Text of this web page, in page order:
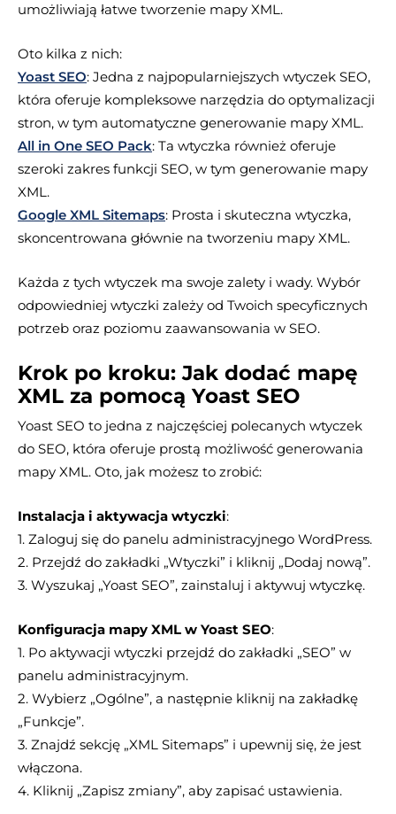
umożliwiają łatwe tworzenie mapy XML.
Oto kilka z nich:
Yoast SEO: Jedna z najpopularniejszych wtyczek SEO,
która oferuje kompleksowe narzędzia do optymalizacji
stron, w tym automatyczne generowanie mapy XML.
All in One SEO Pack: Ta wtyczka również oferuje
szeroki zakres funkcji SEO, w tym generowanie mapy
XML.
Google XML Sitemaps: Prosta i skuteczna wtyczka,
skoncentrowana głównie na tworzeniu mapy XML.
Każda z tych wtyczek ma swoje zalety i wady. Wybór
odpowiedniej wtyczki zależy od Twoich specyficznych
potrzeb oraz poziomu zaawansowania w SEO.
Krok po kroku: Jak dodać mapę
XML za pomocą Yoast SEO
Yoast SEO to jedna z najczęściej polecanych wtyczek
do SEO, która oferuje prostą możliwość generowania
mapy XML. Oto, jak możesz to zrobić:
Instalacja i aktywacja wtyczki:
1. Zaloguj się do panelu administracyjnego WordPress.
2. Przejdź do zakładki „Wtyczki” i kliknij „Dodaj nową”.
3. Wyszukaj „Yoast SEO”, zainstaluj i aktywuj wtyczkę.
Konfiguracja mapy XML w Yoast SEO:
1. Po aktywacji wtyczki przejdź do zakładki „SEO” w
panelu administracyjnym.
2. Wybierz „Ogólne”, a następnie kliknij na zakładkę
„Funkcje”.
3. Znajdź sekcję „XML Sitemaps” i upewnij się, że jest
włączona.
4. Kliknij „Zapisz zmiany”, aby zapisać ustawienia.